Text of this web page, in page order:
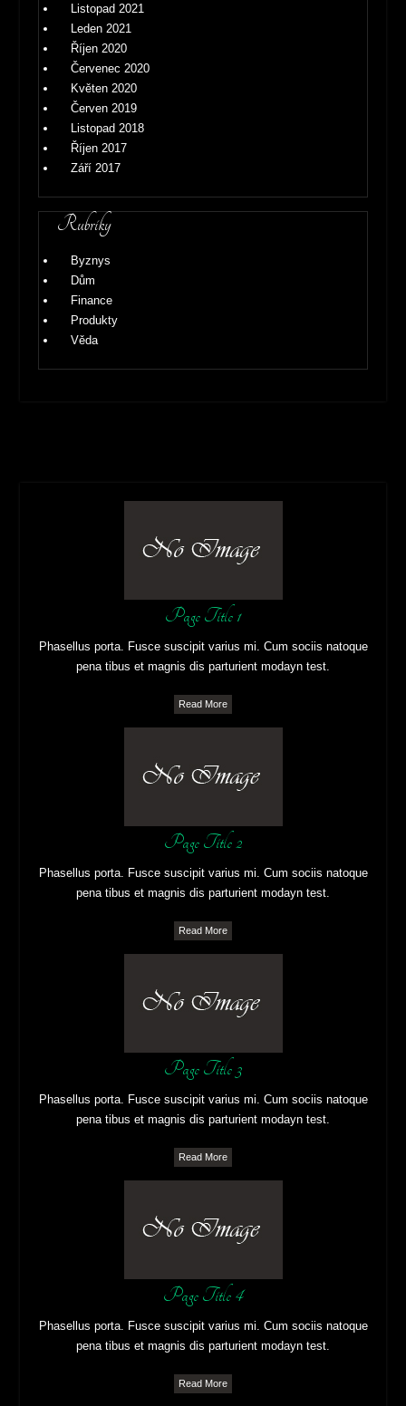
Listopad 2021
Leden 2021
Říjen 2020
Červenec 2020
Květen 2020
Červen 2019
Listopad 2018
Říjen 2017
Září 2017
Rubriky
Byznys
Dům
Finance
Produkty
Věda
Page Title 1
Phasellus porta. Fusce suscipit varius mi. Cum sociis natoque
pena tibus et magnis dis parturient modayn test.
Read More
Page Title 2
Phasellus porta. Fusce suscipit varius mi. Cum sociis natoque
pena tibus et magnis dis parturient modayn test.
Read More
Page Title 3
Phasellus porta. Fusce suscipit varius mi. Cum sociis natoque
pena tibus et magnis dis parturient modayn test.
Read More
Page Title 4
Phasellus porta. Fusce suscipit varius mi. Cum sociis natoque
pena tibus et magnis dis parturient modayn test.
Read More